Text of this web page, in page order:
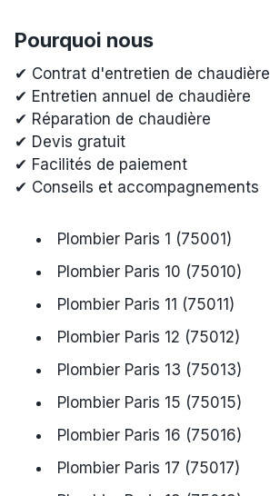
Pourquoi nous
✔ Contrat d'entretien de chaudière
✔ Entretien annuel de chaudière
✔ Réparation de chaudière
✔ Devis gratuit
✔ Facilités de paiement
✔ Conseils et accompagnements
Plombier Paris 1 (75001)
Plombier Paris 10 (75010)
Plombier Paris 11 (75011)
Plombier Paris 12 (75012)
Plombier Paris 13 (75013)
Plombier Paris 15 (75015)
Plombier Paris 16 (75016)
Plombier Paris 17 (75017)